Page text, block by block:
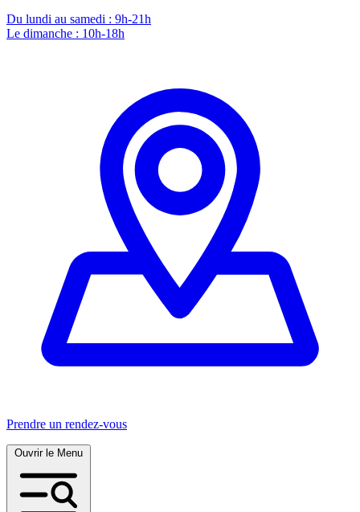
Du lundi au samedi : 9h-21h
Le dimanche : 10h-18h
Prendre un rendez-vous